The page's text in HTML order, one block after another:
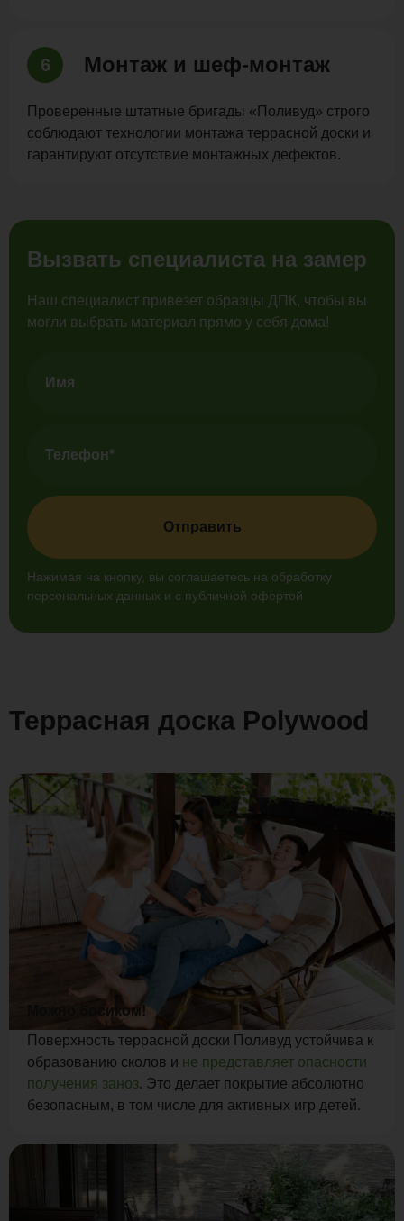
6 Монтаж и шеф-монтаж
Проверенные штатные бригады «Поливуд» строго
соблюдают технологии монтажа террасной доски и
гарантируют отсутствие монтажных дефектов.
Вызвать специалиста на замер
Наш специалист привезет образцы ДПК, чтобы вы
могли выбрать материал прямо у себя дома!
Отправить
Нажимая на кнопку, вы соглашаетесь на обработку
персональных данных и с публичной офертой
Террасная доска Polywood
Можно босиком!
Поверхность террасной доски Поливуд устойчива к
образованию сколов и не представляет опасности
получения заноз. Это делает покрытие абсолютно
безопасным, в том числе для активных игр детей.